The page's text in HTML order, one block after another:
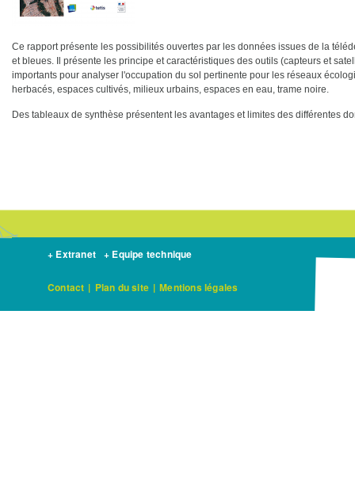
Ce rapport présente les possibilités ouvertes par les données issues de la
et bleues. Il présente les principe et caractéristiques des outils (capteurs et
importants pour analyser l'occupation du sol pertinente pour les réseaux
herbacés, espaces cultivés, milieux urbains, espaces en eau, trame noire.
Des tableaux de synthèse présentent les avantages et limites des différentes
+ Extranet + Equipe technique
Contact | Plan du site | Mentions légales